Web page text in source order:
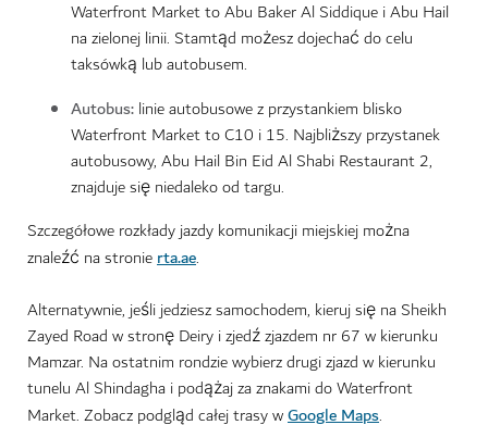
Waterfront Market to Abu Baker Al Siddique i Abu Hail
na zielonej linii. Stamtąd możesz dojechać do celu
taksówką lub autobusem.
Autobus: linie autobusowe z przystankiem blisko
Waterfront Market to C10 i 15. Najbliższy przystanek
autobusowy, Abu Hail Bin Eid Al Shabi Restaurant 2,
znajduje się niedaleko od targu.
Szczegółowe rozkłady jazdy komunikacji miejskiej można
znaleźć na stronierta.ae.
Alternatywnie, jeśli jedziesz samochodem, kieruj się na Sheikh
Zayed Road w stronę Deiry i zjedź zjazdem nr 67 w kierunku
Mamzar. Na ostatnim rondzie wybierz drugi zjazd w kierunku
tunelu Al Shindagha i podążaj za znakami do Waterfront
Market. Zobacz podgląd całej trasy wGoogle Maps.